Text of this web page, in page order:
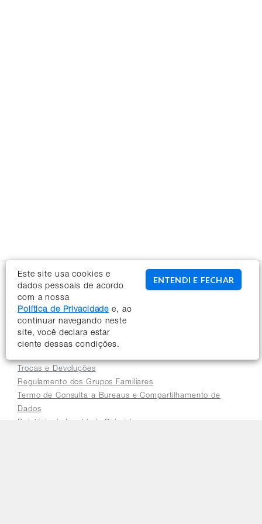
Este site usa cookies e
dados pessoais de acordo
com a nossa
Política de Privacidade e, ao
continuar navegando neste
site, você declara estar
ciente dessas condições.
ENTENDI E FECHAR
Conheça a Orbia
Sobre a Orbia
Novidades
Institucional
Termos de Uso
Políticas de Privacidade
Trocas e Devoluções
Regulamento dos Grupos Familiares
Termo de Consulta a Bureaus e Compartilhamento de
Dados